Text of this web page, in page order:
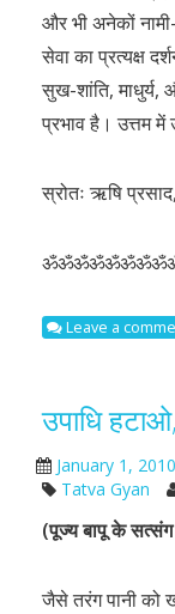
और भी अनेकों
सेवा का प्रत्यक्ष
सुख-शांति, माधुर्य,
प्रभाव है। उत्तम
स्रोतः ऋषि
Leave a
उपाधि
January 1, 2010
Tatva Gyan
(पूज्य बापू के
जैसे तरंग पानी को